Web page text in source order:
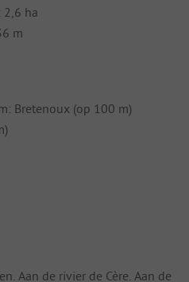
2,6 ha
m
Bretenoux (op 100 m)
Aan de rivier de Cère. Aan de